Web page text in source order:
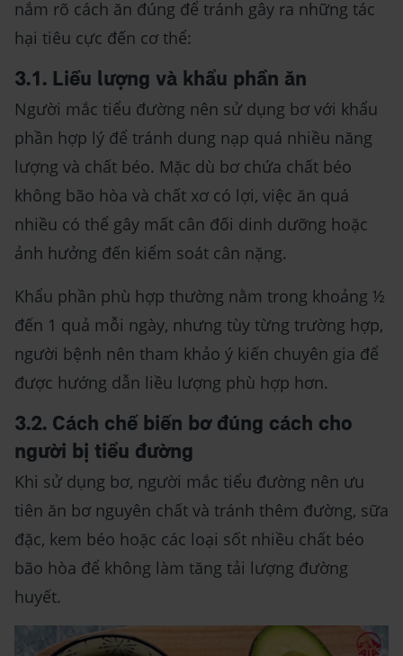
nắm rõ cách ăn đúng để tránh gây ra những tác
hại tiêu cực đến cơ thể:
3.1. Liều lượng và khẩu phần ăn
Người mắc tiểu đường nên sử dụng bơ với khẩu
phần hợp lý để tránh dung nạp quá nhiều năng
lượng và chất béo. Mặc dù bơ chứa chất béo
không bão hòa và chất xơ có lợi, việc ăn quá
nhiều có thể gây mất cân đối dinh dưỡng hoặc
ảnh hưởng đến kiểm soát cân nặng.
Khẩu phần phù hợp thường nằm trong khoảng ½
đến 1 quả mỗi ngày, nhưng tùy từng trường hợp,
người bệnh nên tham khảo ý kiến chuyên gia để
được hướng dẫn liều lượng phù hợp hơn.
3.2. Cách chế biến bơ đúng cách cho
người bị tiểu đường
Khi sử dụng bơ, người mắc tiểu đường nên ưu
tiên ăn bơ nguyên chất và tránh thêm đường, sữa
đặc, kem béo hoặc các loại sốt nhiều chất béo
bão hòa để không làm tăng tải lượng đường
huyết.